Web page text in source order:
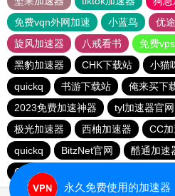
免费vqn外网加速
小蓝鸟 优
旋风加速器
八戒看书
免费
黑豹加速器
CHK下载站 小猫
quickq
书游下载站 俺来买下
2023免费加速神器
tyl加速器官网
极光加速器
西柚加速器 CC
quickq
BitzNet官网 酷通加速
CHK下载站
永久免费使用的加速器